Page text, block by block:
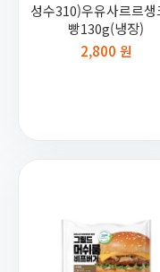
성수310)우유사르르생
빵130g(냉장)
2,800 원